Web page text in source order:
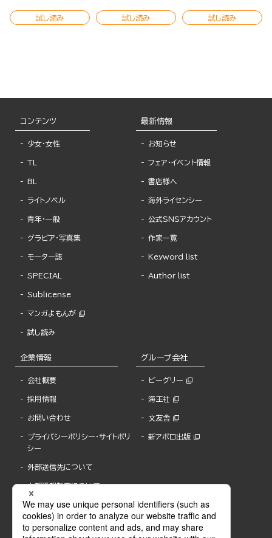
試し読み 試し読み 試し読み
コンテンツ
少女・女性
TL
BL
ライトノベル
青年・一般
グラビア・写真集
モーター誌
SPECIAL
Sublicense
マンガよもんが
試し読み
最新情報
お知らせ
フェア・イベント情報
書店様へ
海外ライセンシー
公式SNSアカウント
作家一覧
Keyword list
Author list
企業情報
会社概要
採用情報
お問い合わせ
プライバシーポリシー・サイトポリ
シー
外部送信先について
内部通報制度について
グループ会社
ビーグリー
海王社
文友舎
新アポロ出版